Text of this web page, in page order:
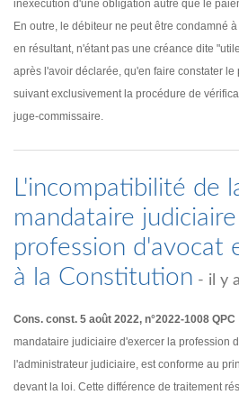
inexécution d'une obligation autre que le
En outre, le débiteur ne peut être condamné
en résultant, n'étant pas une créance dite
après l'avoir déclarée, qu'en faire constater le
suivant exclusivement la procédure de
juge-commissaire.
L'incompatibilité de
mandataire
profession d'avocat
à la Constitution - il y
Cons. const. 5 août 2022, n°2022-1008 QPC
mandataire judiciaire d'exercer la profession
l'administrateur judiciaire, est conforme au
devant la loi. Cette différence de traitement